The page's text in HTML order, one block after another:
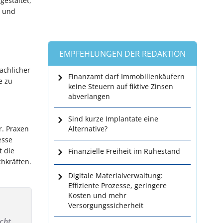
und
zu
Praxen
die
EMPFEHLUNGEN DER REDAKTION
Finanzamt darf Immobilienkäufern
keine Steuern auf fiktive Zinsen
abverlangen
Sind kurze Implantate eine
Alternative?
Finanzielle Freiheit im Ruhestand
Digitale Materialverwaltung:
Effiziente Prozesse, geringere
Kosten und mehr
Versorgungssicherheit